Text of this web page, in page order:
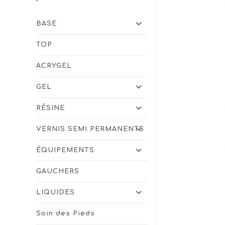
BASE
TOP
ACRYGEL
GEL
RÉSINE
VERNIS SEMI PERMANENTS
ÉQUIPEMENTS
GAUCHERS
LIQUIDES
Soin des Pieds